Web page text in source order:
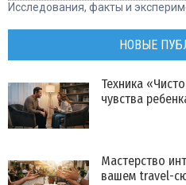
Исследования, факты и
НОВЫЕ
Техника
чувства
Мастерство
вашем travel-